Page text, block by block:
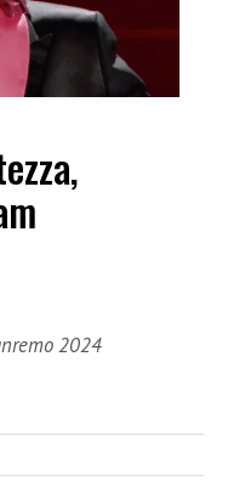
2024